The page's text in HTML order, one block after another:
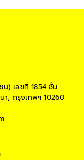
น) เลขที่ 1854 ชั้น
า, กรุงเทพฯ 10260